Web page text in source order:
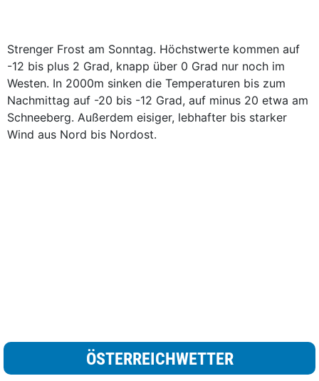
Strenger Frost am Sonntag. Höchstwerte kommen auf
-12 bis plus 2 Grad, knapp über 0 Grad nur noch im
Westen. In 2000m sinken die Temperaturen bis zum
Nachmittag auf -20 bis -12 Grad, auf minus 20 etwa am
Schneeberg. Außerdem eisiger, lebhafter bis starker
Wind aus Nord bis Nordost.
ÖSTERREICHWETTER